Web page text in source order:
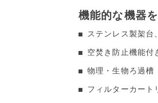
機能的な機器
ステンレス製架台
空焚き防止機能付
物理・生物ろ過槽
フィルターカート